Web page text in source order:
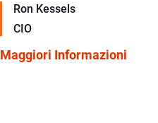
Ron Kessels
CIO
Maggiori Informazioni